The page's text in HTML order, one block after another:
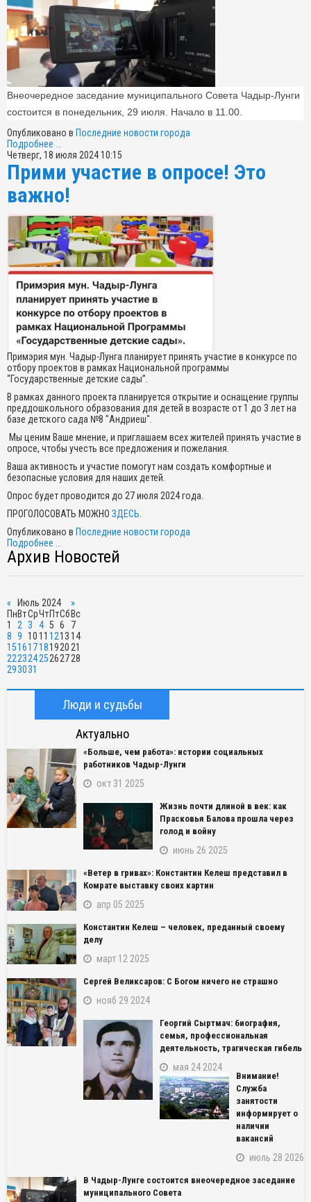
Внеочередное заседание муниципального Совета Чадыр-Лунги
состоится в понедельник, 29 июля. Начало в 11.00.
Опубликовано в Последние новости города
Подробнее ...
Четверг, 18 июля 2024 10:15
Прими участие в опросе! Это
важно!
Примэрия мун. Чадыр-Лунга планирует принять участие в конкурсе по
отбору проектов в рамках Национальной программы
“Государственные детские сады”.
В рамках данного проекта планируется открытие и оснащение группы
преддошкольного образования для детей в возрасте от 1 до 3 лет на
базе детского сада №8 "Андриеш".
Мы ценим Ваше мнение, и приглашаем всех жителей принять участие в
опросе, чтобы учесть все предложения и пожелания.
Ваша активность и участие помогут нам создать комфортные и
безопасные условия для наших детей.
Опрос будет проводится до 27 июля 2024 года.
ПРОГОЛОСОВАТЬ МОЖНО ЗДЕСЬ
Опубликовано в Последние новости города
Подробнее ...
Архив Новостей
« Июль 2024
»
ПнВтСрЧтПтСбВс
1
2 3 4 5 6
7
8 9 1011 121314
151617181920 21
22232425262728
293031
Люди и судьбы
Актуально
«Больше, чем работа»: истории социальных
работников Чадыр-Лунги
окт 31 2025
Жизнь почти длиной в век: как
Прасковья Балова прошла через
голод и войну
июнь 26 2025
«Ветер в гривах»: Константин Келеш представил в
Комрате выставку своих картин
апр 05 2025
Константин Келеш – человек, преданный своему
делу
март 12 2025
Сергей Великсаров: С Богом ничего не страшно
нояб 29 2024
Георгий Сыртмач: биография,
семья, профессиональная
деятельность, трагическая гибель
мая 24 2024
Внимание!
Служба
занятости
информирует о
наличии
вакансий
июль 28 2026
В Чадыр-Лунге состоится внеочередное заседание
муниципального Совета